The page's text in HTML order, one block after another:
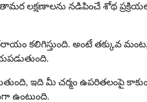
లక్షణాలను నడిపించే శోథ
కలిగిస్తుంది. అంటే తక్కువ
ఇది మీ చర్మం ఉపరితలంపై
ఉంటుంది.